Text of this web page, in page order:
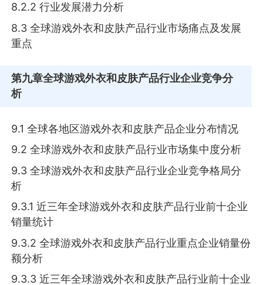
8.2.2 行业发展潜力分析
8.3 全球游戏外衣和皮肤产品行业市场痛点及发展
重点
第九章全球游戏外衣和皮肤产品行业企业竞争分
析
9.1 全球各地区游戏外衣和皮肤产品企业分布情况
9.2 全球游戏外衣和皮肤产品行业市场集中度分析
9.3 全球游戏外衣和皮肤产品行业企业竞争格局分
析
9.3.1 近三年全球游戏外衣和皮肤产品行业前十企业
销量统计
9.3.2 全球游戏外衣和皮肤产品行业重点企业销量份
额分析
9.3.3 近三年全球游戏外衣和皮肤产品行业前十企业